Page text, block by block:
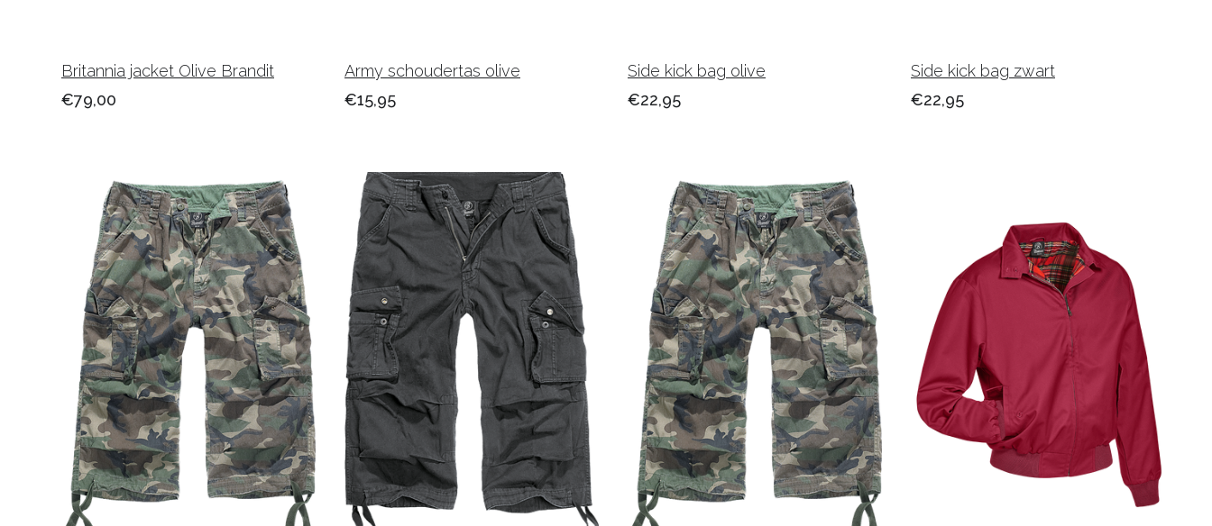
Britannia jacket Olive Brandit
€79,00
Army schoudertas olive
€15,95
Side kick bag olive
€22,95
Side kick bag zwart
€22,95